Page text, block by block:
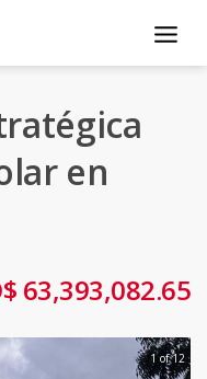
en
63,393,082.65
1 of 12